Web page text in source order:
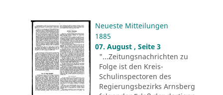
Neueste Mitteilungen
1885
07. August , Seite 3
"...Zeitungsnachrichten zu
Folge ist den Kreis-
Schulinspectoren des
Regierungsbezirks Arnsberg